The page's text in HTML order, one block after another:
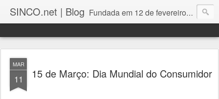
SINCO.net | Blog Fundada em 12 de fevereiro de 1982. Fabricante brasileira de servidores e workstations. Certificações: Intel Technology Provider Platinum, Seagate Storage Solution Provider, Kingston Premium Reseller, Nilko Design Partner.
MAR
11 15 de Março: Dia Mundial do Consumidor